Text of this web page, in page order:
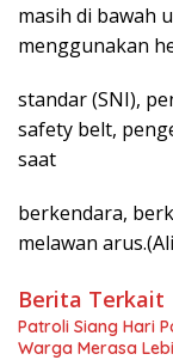
masih di bawah
menggunakan
standar (SNI),
safety belt,
saat
berkendara,
melawan
Berita Terkait
Patroli Siang Hari
Warga Merasa